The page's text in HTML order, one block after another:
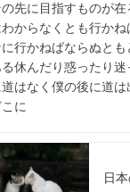
の先に目指すものが
わからなくとも行か
に行かねばならぬと
休んだり惑ったり
道はなく僕の後に道
こに
日